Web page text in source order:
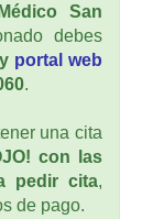
San
debes
portal web
.
una cita
con las
pedir cita,
de pago.